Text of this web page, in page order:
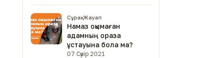
Сұрақ-Жауап
Намаз оқымаған
адамның ораза
ұстауына бола ма?
07 Сәуір 2021